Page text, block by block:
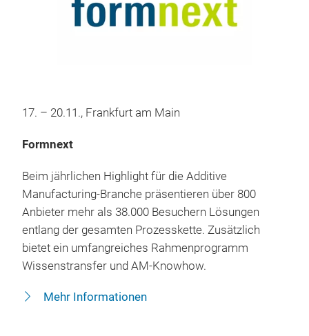
17. – 20.11., Frankfurt am Main
Formnext
Beim jährlichen Highlight für die Additive
Manufacturing-Branche präsentieren über 800
Anbieter mehr als 38.000 Besuchern Lösungen
entlang der gesamten Prozesskette. Zusätzlich
bietet ein umfangreiches Rahmenprogramm
Wissenstransfer und AM-Knowhow.
Mehr Informationen